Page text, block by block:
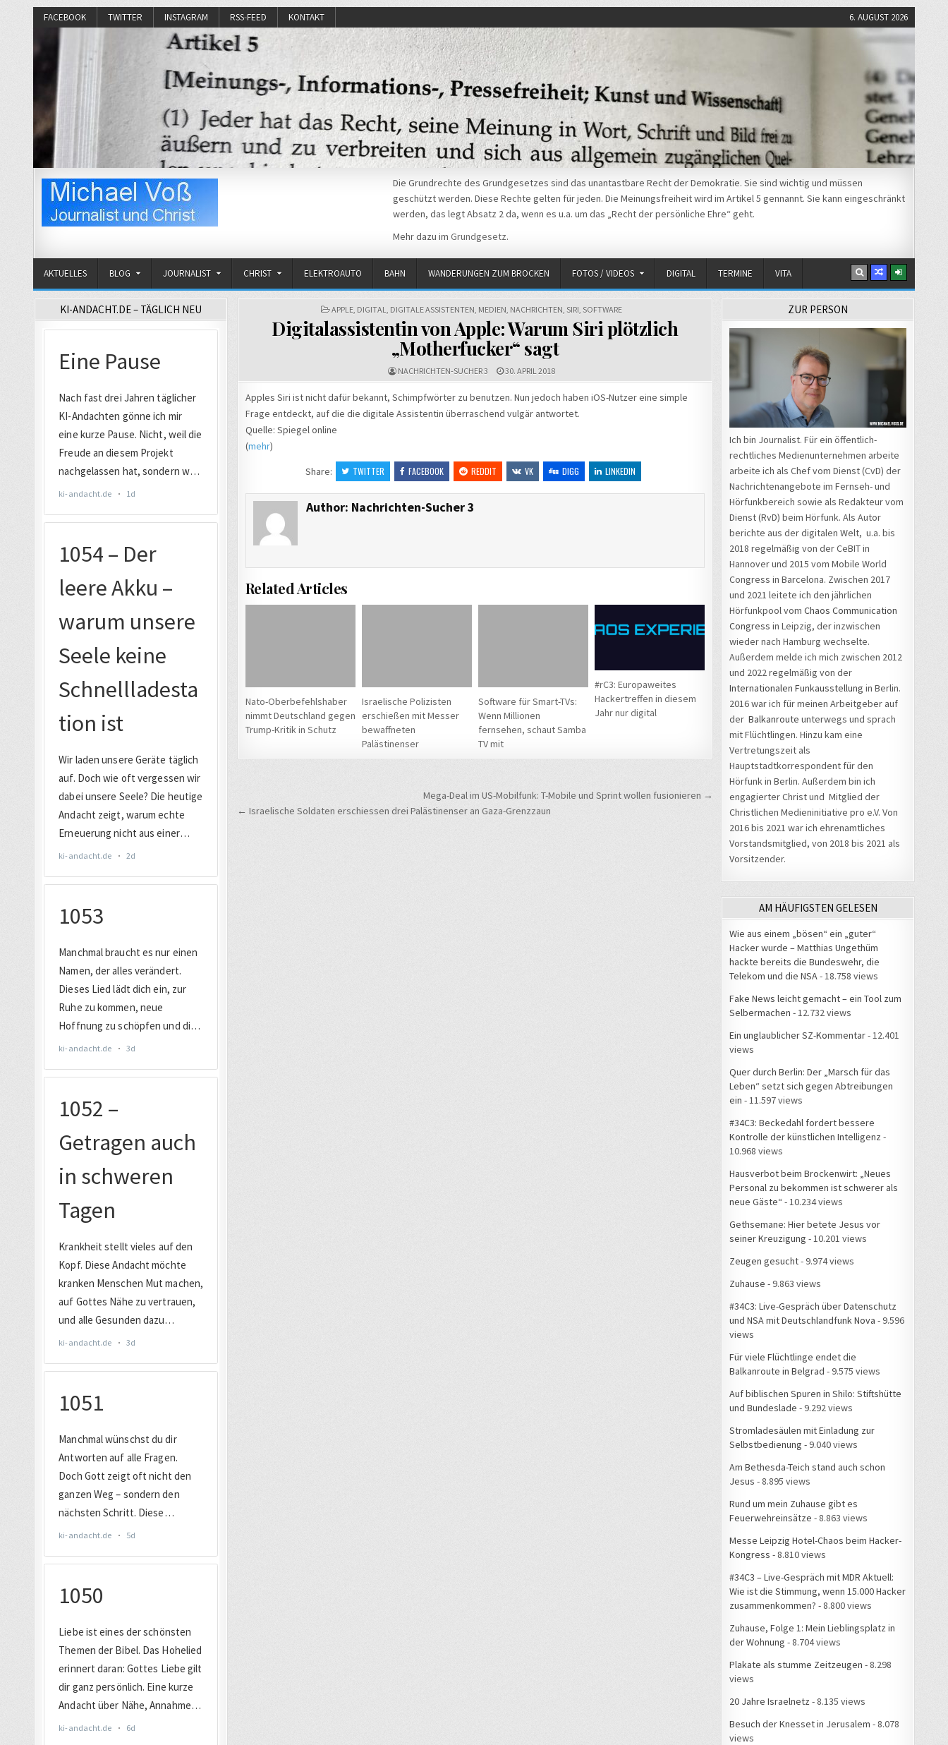
FACEBOOK TWITTER INSTAGRAM RSS-FEED KONTAKT 6. AUGUST 2026
Die Grundrechte des Grundgesetzes sind das unantastbare Recht der Demokratie. Sie sind wichtig und müssen
geschützt werden. Diese Rechte gelten für jeden. Die Meinungsfreiheit wird im Artikel 5 gennannt. Sie kann eingeschränkt
werden, das legt Absatz 2 da, wenn es u.a. um das „Recht der persönliche Ehre“ geht.
Mehr dazu im Grundgesetz.
AKTUELLES BLOG JOURNALIST CHRIST ELEKTROAUTO BAHN WANDERUNGEN ZUM BROCKEN FOTOS / VIDEOS DIGITAL TERMINE VITA
POSTED
APPLE, DIGITAL DIGITALE ASSISTENTEN MEDIEN NACHRICHTEN SIRI SOFTWARE
Digitalassistentin von Apple: Warum Siri plötzlich
„Motherfucker“ sagt
NACHRICHTEN-SUCHER 3 30. APRIL 2018
Apples Siri ist nicht dafür bekannt, Schimpfwörter zu benutzen. Nun jedoch haben iOS-Nutzer eine simple
Frage entdeckt, auf die die digitale Assistentin überraschend vulgär antwortet.
Quelle: Spiegel online
(mehr)
Share:
TWITTER FACEBOOK REDDIT VK DIGG LINKEDIN
Author: Nachrichten-Sucher 3
Related Articles
Nato-Oberbefehlshaber
nimmt Deutschland gegen
Trump-Kritik in Schutz
Israelische Polizisten
erschießen mit Messer
bewaffneten
Palästinenser
Software für Smart-TVs:
Wenn Millionen
fernsehen, schaut Samba
TV mit
#rC3: Europaweites
Hackertreffen in diesem
Jahr nur digital
Mega-Deal im US-Mobilfunk: T-Mobile und Sprint wollen fusionieren →
← Israelische Soldaten erschiessen drei Palästinenser an Gaza-Grenzzaun
KI-ANDACHT.DE – TÄGLICH NEU ZUR PERSON
Ich bin Journalist. Für ein öffentlich-
rechtliches Medienunternehmen arbeite
arbeite ich als Chef vom Dienst (CvD) der
Nachrichtenangebote im Fernseh- und
Hörfunkbereich sowie als Redakteur vom
Dienst (RvD) beim Hörfunk. Als Autor
berichte aus der digitalen Welt, u.a. bis
2018 regelmäßig von der CeBIT in
Hannover und 2015 vom Mobile World
Congress in Barcelona. Zwischen 2017
und 2021 leitete ich den jährlichen
Hörfunkpool vom Chaos Communication
Congress in Leipzig, der inzwischen
wieder nach Hamburg wechselte.
Außerdem melde ich mich zwischen 2012
und 2022 regelmäßig von der
Internationalen Funkausstellung in Berlin.
2016 war ich für meinen Arbeitgeber auf
der Balkanroute unterwegs und sprach
mit Flüchtlingen. Hinzu kam eine
Vertretungszeit als
Hauptstadtkorrespondent für den
Hörfunk in Berlin. Außerdem bin ich
engagierter Christ und Mitglied der
Christlichen Medieninitiative pro e.V. Von
2016 bis 2021 war ich ehrenamtliches
Vorstandsmitglied, von 2018 bis 2021 als
Vorsitzender.
AM HÄUFIGSTEN GELESEN
Wie aus einem „bösen“ ein „guter“
Hacker wurde – Matthias Ungethüm
hackte bereits die Bundeswehr, die
Telekom und die NSA - 18.758 views
Fake News leicht gemacht – ein Tool zum
Selbermachen - 12.732 views
Ein unglaublicher SZ-Kommentar- 12.401
views
Quer durch Berlin: Der „Marsch für das
Leben“ setzt sich gegen Abtreibungen
ein - 11.597 views
#34C3: Beckedahl fordert bessere
Kontrolle der künstlichen Intelligenz -
10.968 views
Hausverbot beim Brockenwirt: „Neues
Personal zu bekommen ist schwerer als
neue Gäste“ - 10.234 views
Gethsemane: Hier betete Jesus vor
seiner Kreuzigung - 10.201 views
Zeugen gesucht- 9.974 views
Zuhause - 9.863 views
#34C3: Live-Gespräch über Datenschutz
und NSA mit Deutschlandfunk Nova - 9.596
views
Für viele Flüchtlinge endet die
Balkanroute in Belgrad - 9.575 views
Auf biblischen Spuren in Shilo: Stiftshütte
und Bundeslade - 9.292 views
Stromladesäulen mit Einladung zur
Selbstbedienung - 9.040 views
Am Bethesda-Teich stand auch schon
Jesus - 8.895 views
Rund um mein Zuhause gibt es
Feuerwehreinsätze - 8.863 views
Messe Leipzig Hotel-Chaos beim Hacker-
Kongress - 8.810 views
#34C3 – Live-Gespräch mit MDR Aktuell:
Wie ist die Stimmung, wenn 15.000 Hacker
zusammenkommen? - 8.800 views
Zuhause, Folge 1: Mein Lieblingsplatz in
der Wohnung - 8.704 views
Plakate als stumme Zeitzeugen - 8.298
views
20 Jahre Israelnetz - 8.135 views
Besuch der Knesset in Jerusalem - 8.078
views